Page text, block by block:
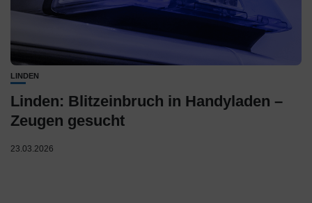
LINDEN
Linden: Blitzeinbruch in Handyladen –
Zeugen gesucht
23.03.2026